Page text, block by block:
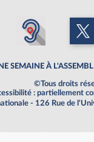
SEMAINE À
©Tous droits
: partiellement
- 126 Rue de